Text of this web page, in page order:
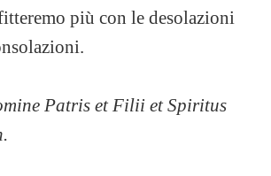
più con le desolazioni
Patris et Filii et Spiritus